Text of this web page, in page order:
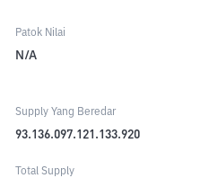
Patok Nilai
N/A
Supply Yang Beredar
93.136.097.121.133.920
Total Supply